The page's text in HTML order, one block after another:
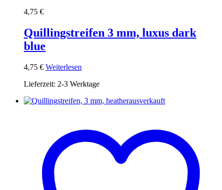
4,75 €
Quillingstreifen 3 mm, luxus dark
blue
4,75 € Weiterlesen
Lieferzeit: 2-3 Werktage
ausverkauft